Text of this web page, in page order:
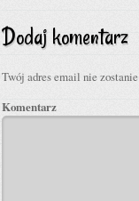
Dodaj komentarz
Twój adres email nie
Komentarz